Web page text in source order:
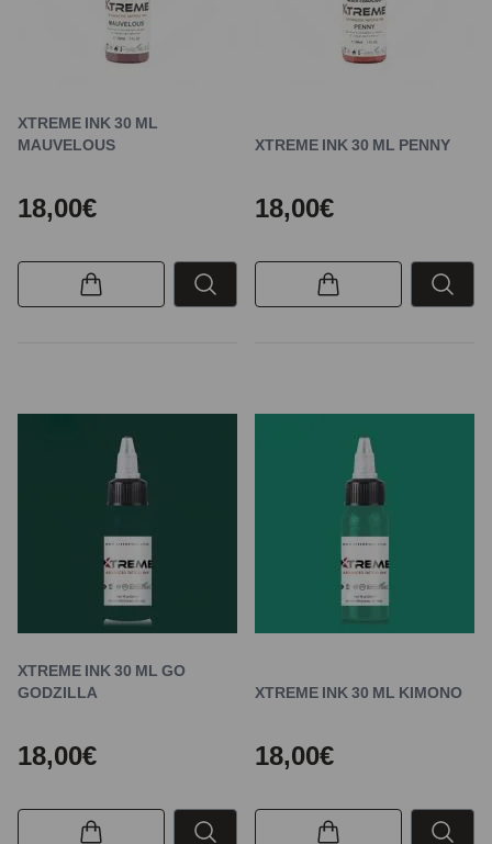
XTREME INK 30 ML
MAUVELOUS
18,00€
XTREME INK 30 ML PENNY
18,00€
XTREME INK 30 ML GO
GODZILLA
18,00€
XTREME INK 30 ML KIMONO
18,00€